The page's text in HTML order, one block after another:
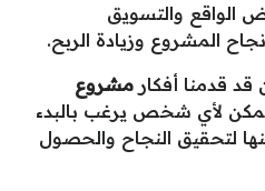
الواقع والتسويق
المشروع وزيادة الربح.
قدمنا أفكار مشروع
لأي شخص يرغب بالبدء
لتحقيق النجاح والحصول